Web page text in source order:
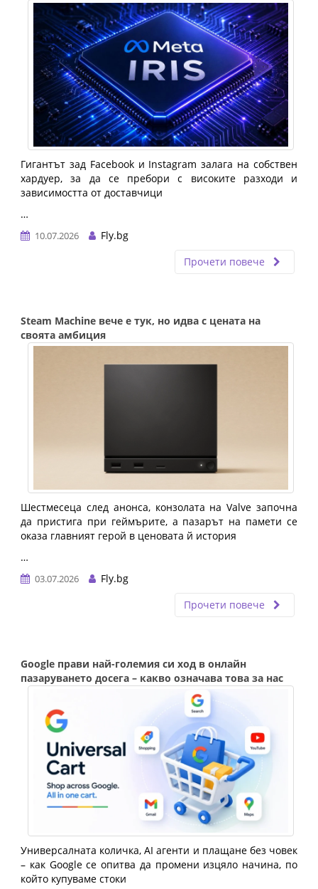
Гигантът зад Facebook и Instagram залага на собствен
хардуер, за да се пребори с високите разходи и
зависимостта от доставчици
…
10.07.2026
Fly.bg
Прочети повече
Steam Machine вече е тук, но идва с цената на
своята амбиция
Шестмесеца след анонса, конзолата на Valve започна
да пристига при геймърите, а пазарът на памети се
оказа главният герой в ценовата й история
…
03.07.2026
Fly.bg
Прочети повече
Google прави най-големия си ход в онлайн
пазаруването досега – какво означава това за нас
Универсалната количка, AI агенти и плащане без човек
– как Google се опитва да промени изцяло начина, по
който купуваме стоки